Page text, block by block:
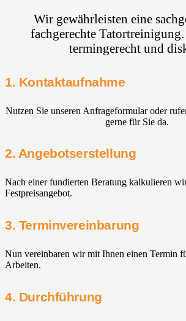
Wir gewährleisten eine
fachgerechte
termingerecht und
1. Kontaktaufnahme
Nutzen Sie unseren Anfrageformular oder
gerne für Sie da.
2. Angebotserstellung
Nach einer fundierten Beratung kalkulieren
Festpreisangebot.
3. Terminvereinbarung
Nun vereinbaren wir mit Ihnen einen Termin
Arbeiten.
4. Durchführung